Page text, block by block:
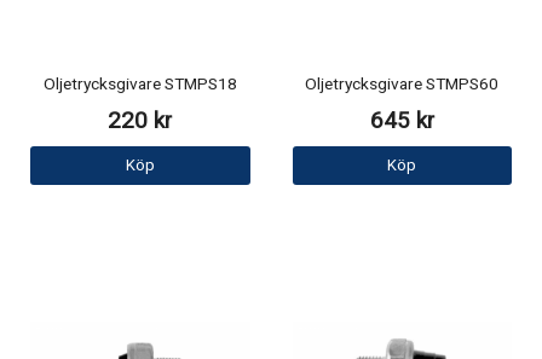
Oljetrycksgivare STMPS18
220 kr
Köp
Oljetrycksgivare STMPS60
645 kr
Köp